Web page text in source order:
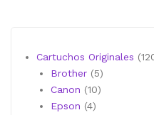
Cartuchos Originales
Brother 55
productos
Canon 1010
Epson 44